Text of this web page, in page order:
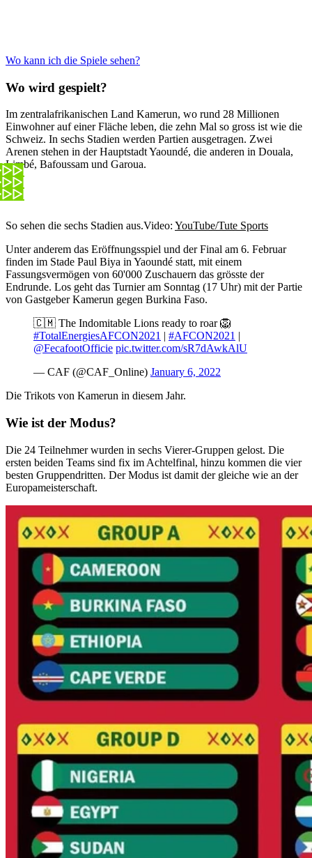
Wo kann ich die Spiele sehen?
Wo wird gespielt?
Im zentralafrikanischen Land Kamerun, wo rund 28 Millionen
Einwohner auf einer Fläche leben, die zehn Mal so gross ist wie die
Schweiz. In sechs Stadien werden Partien ausgetragen. Zwei
Arenen stehen in der Hauptstadt Yaoundé, die anderen in Douala,
Limbé, Bafoussam und Garoua.
So sehen die sechs Stadien aus.Video: YouTube/Tute Sports
Unter anderem das Eröffnungsspiel und der Final am 6. Februar
finden im Stade Paul Biya in Yaoundé statt, mit einem
Fassungsvermögen von 60'000 Zuschauern das grösste der
Endrunde. Los geht das Turnier am Sonntag (17 Uhr) mit der Partie
von Gastgeber Kamerun gegen Burkina Faso.
🇨🇲 The Indomitable Lions ready to roar 🦁
#TotalEnergiesAFCON2021 | #AFCON2021 |
@FecafootOfficie pic.twitter.com/sR7dAwkAlU
— CAF (@CAF_Online) January 6, 2022
Die Trikots von Kamerun in diesem Jahr.
Wie ist der Modus?
Die 24 Teilnehmer wurden in sechs Vierer-Gruppen gelost. Die
ersten beiden Teams sind fix im Achtelfinal, hinzu kommen die vier
besten Gruppendritten. Der Modus ist damit der gleiche wie an der
Europameisterschaft.